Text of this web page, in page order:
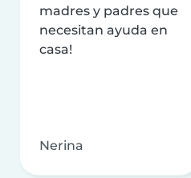
madres y padres que
necesitan ayuda en
casa!
Nerina